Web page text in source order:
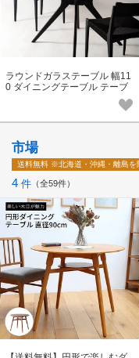
ラウンドガラステーブル 幅11
0 ダイニングテーブル テーブ
ル 4人掛け 楕円形 円形 ガラス
市場
送料無料 ※北海道・沖縄・離島を
4 件 全59件